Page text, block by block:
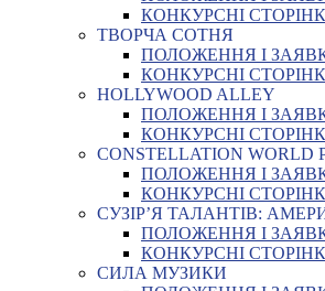
КОНКУРСНІ
ТВОРЧА СОТНЯ
ПОЛОЖЕННЯ І
КОНКУРСНІ
HOLLYWOOD ALLEY
ПОЛОЖЕННЯ І
КОНКУРСНІ
CONSTELLATION WORLD
ПОЛОЖЕННЯ І
КОНКУРСНІ
СУЗІР’Я ТАЛАНТІВ:
ПОЛОЖЕННЯ І
КОНКУРСНІ
СИЛА МУЗИКИ